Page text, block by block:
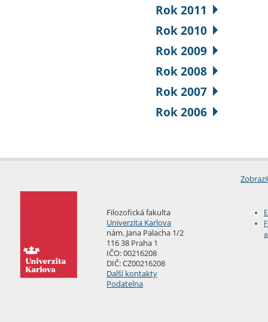
Rok 2011
Rok 2010
Rok 2009
Rok 2008
Rok 2007
Rok 2006
Filozofická fakulta
Univerzita Karlova
nám. Jana Palacha 1/2
116 38 Praha 1
IČO: 00216208
DIČ: CZ00216208
Další kontakty
Podatelna